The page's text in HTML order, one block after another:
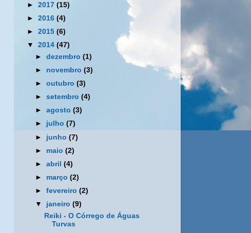
► 2017 (15)
► 2016 (4)
► 2015 (6)
▼ 2014 (47)
►dezembro(1)
► novembro(3)
►outubro(3)
►setembro(4)
►agosto(3)
► julho(7)
► junho(7)
► maio(2)
►abril(4)
► março(2)
►fevereiro(2)
▼ janeiro(9)
Reiki - O Córrego de Águas
Turvas